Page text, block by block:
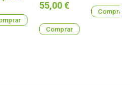
Preço
55,00 €
Comprar
Comprar